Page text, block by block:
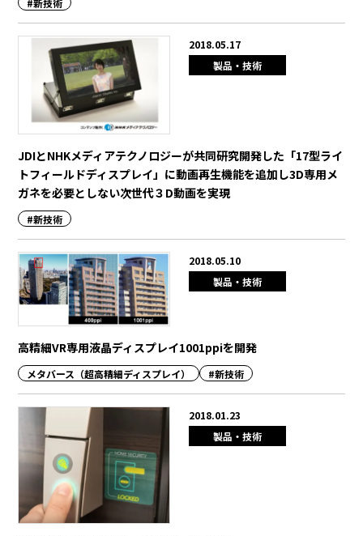
2018.05.17
製品・技術
JDIとNHKメディアテクノロジーが共同研究開発した「17型ライ
トフィールドディスプレイ」に動画再生機能を追加し3D専用メ
ガネを必要としない次世代３D動画を実現
#新技術
2018.05.10
製品・技術
高精細VR専用液晶ディスプレイ1001ppiを開発
メタバース（超高精細ディスプレイ） #新技術
2018.01.23
製品・技術